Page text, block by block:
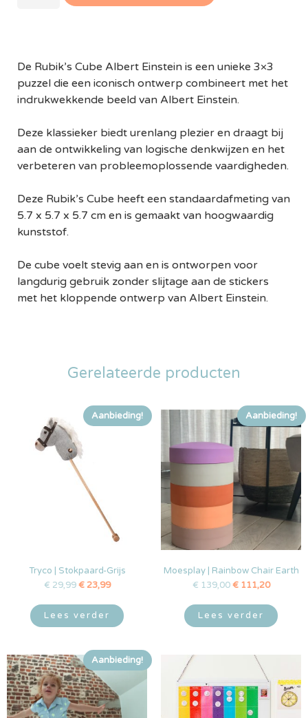
De Rubik’s Cube Albert Einstein is een unieke 3×3
puzzel die een iconisch ontwerp combineert met het
indrukwekkende beeld van Albert Einstein.
Deze klassieker biedt urenlang plezier en draagt bij
aan de ontwikkeling van logische denkwijzen en het
verbeteren van probleemoplossende vaardigheden.
Deze Rubik’s Cube heeft een standaardafmeting van
5.7 x 5.7 x 5.7 cm en is gemaakt van hoogwaardig
kunststof.
De cube voelt stevig aan en is ontworpen voor
langdurig gebruik zonder slijtage aan de stickers
met het kloppende ontwerp van Albert Einstein.
Gerelateerde producten
Aanbieding!
Tryco | Stokpaard-Grijs
€ 29,99 €23,99
Lees verder
Aanbieding!
Moesplay | Rainbow Chair Earth
€ 139,00 €111,20
Lees verder
Aanbieding!